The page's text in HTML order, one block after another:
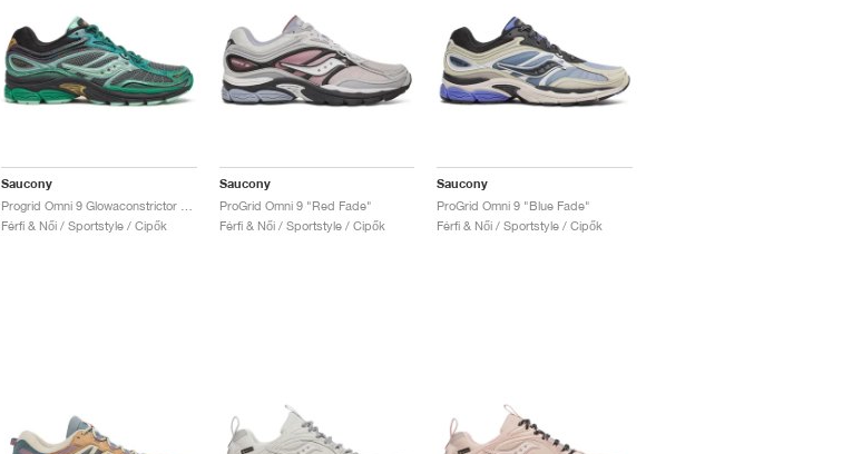
Saucony
Férfi & Női / Sportstyle / Cipők
Saucony
ProGrid Omni 9 "Red Fade"
Férfi & Női / Sportstyle / Cipők
Saucony
ProGrid Omni 9 "Blue Fade"
Férfi & Női / Sportstyle / Cipők